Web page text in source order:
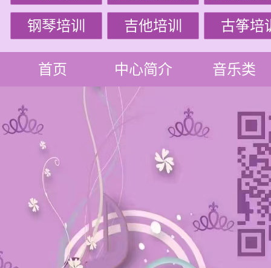
钢琴培训 吉他培训 古筝培
首页 中心简介 音乐类